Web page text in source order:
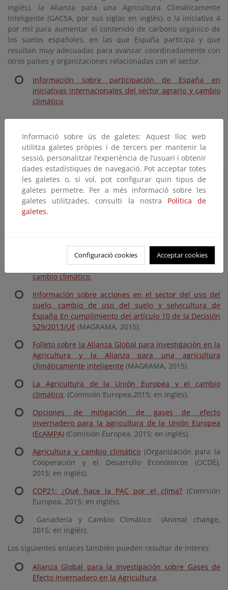
inglés), la Alianza para una Agricultura Climáticamente
Inteligente (GACSA, por sus siglas en inglés), o la iniciativa 4
por mil para aumentar el contenido de carbono orgánico de
los suelos españoles, en las que España participa y que
resultan muy adecuadas para avanzar coordinadamente con
otros países y organizaciones relacionadas con el sector.
Información sobre participación de España en
iniciativas internacionales del sector agrario y cambio
climático
Algunos documentos e información de interés
Iniciativa 4 por mil: el carbono orgánico del suelo
como herramienta de mitigación y adaptación al
cambio climático.
Información sobre acciones en el sector del uso del
suelo, cambio de uso del suelo y selvicultura de
España En cumplimiento del artículo 10 de la Decisión
529/2013/UE (MAGRAMA, 2015).
Folleto sobre la Alianza Global para investigación en la
Agricultura y la Alianza para una agricultura
climáticamente inteligente (MAGRAMA, 2015).
La Agricultura de la Unión Europea y el cambio
climático. (Comisión Europea,2015; en inglés).
Opciones de mitigación de gases de efecto
invernadero para la agricultura de la Unión Europea
(EcAMPA) (Comisión Europea, 2015; en inglés).
Agricultura y cambio climático (Organización para la
Cooperación y el Desarrollo Económicos (OCDE),
2015; en inglés).
COP21: ¿Qué hace la PAC por el clima?(Comisión
Europea, 2015; en inglés).
Ganadería y Cambio Climático
(Animal change,
2015; en inglés).
Los siguientes enlaces también pueden resultar de interés:
Alianza Global para la Investigación sobre Gases de
Efecto Invernadero en la Agricultura.
Informació sobre ús de galetes: Aquest lloc web
utilitza galetes pròpies i de tercers per mantenir la
sessió, personalitzar l’experiència de l’usuari i obtenir
dades estadístiques de navegació. Pot acceptar totes
les galetes o, si vol, pot configurar quin tipus de
galetes permetre. Per a més informació sobre les
galetes utilitzades, consulti la nostra Política de
galetes.
Configuració cookies Acceptar cookies